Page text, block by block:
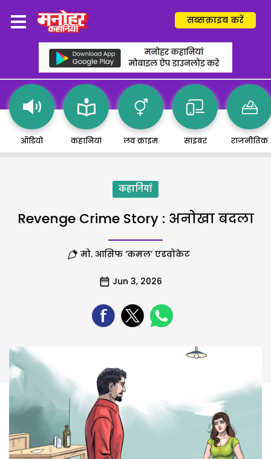
सब्सक्राइब करें
ऑडियो कहानियां लव क्राइम साइबर राजनीतिक
कहानियां
Revenge Crime Story : अनोखा बदला
मो. आसिफ ‘कमल’ एडवोकेट
Jun 3, 2026